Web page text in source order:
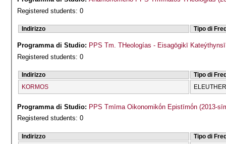
Registered students: 0
Indirizzo Tipo di
Programma di Studio: PPS Tm. THeologías - Eisagōgikī
Registered students: 0
Indirizzo
Tipo di
KORMOS
Programma di Studio: PPS Tmīma Oikonomikṓn Epistīmṓn (2013-
Registered students: 0
Indirizzo
Tipo di